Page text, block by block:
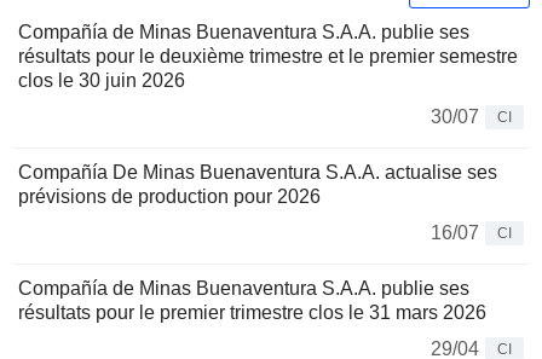
Compañía de Minas Buenaventura S.A.A. publie ses
résultats pour le deuxième trimestre et le premier semestre
clos le 30 juin 2026
30/07
CI
Compañía De Minas Buenaventura S.A.A. actualise ses
prévisions de production pour 2026
16/07
CI
Compañía de Minas Buenaventura S.A.A. publie ses
résultats pour le premier trimestre clos le 31 mars 2026
29/04
CI